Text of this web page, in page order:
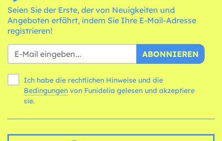
Seien Sie der Erste, der von Neuigkeiten und
Angeboten erfährt, indem Sie Ihre E-Mail-Adresse
registrieren!
ABONNIEREN
Ich habe die rechtlichen Hinweise und die
Bedingungen
sie.